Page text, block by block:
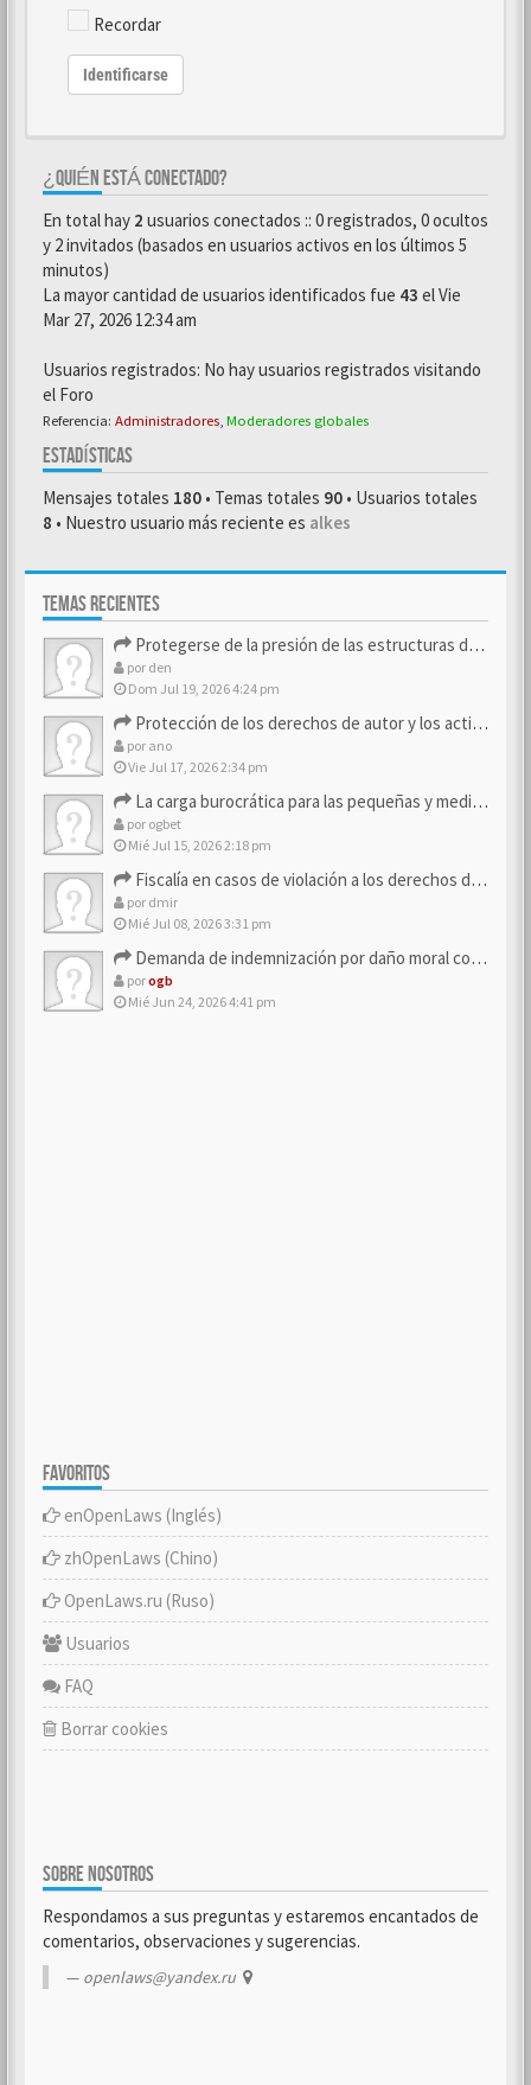
Recordar
Identificarse
¿QUIÉN ESTÁ CONECTADO?
En total hay 2 usuarios conectados :: 0 registrados, 0 ocultos
y 2 invitados (basados en usuarios activos en los últimos 5
minutos)
La mayor cantidad de usuarios identificados fue 43 el Vie
Mar 27, 2026 12:34 am
Usuarios registrados: No hay usuarios registrados visitando
el Foro
Referencia: Administradores Moderadores globales
ESTADÍSTICAS
Mensajes totales 180 • Temas totales 90 • Usuarios totales
8 • Nuestro usuario más reciente es alkes
TEMAS RECIENTES
Protegerse de la presión de las estructuras de control
por den
Dom Jul 19, 2026 4:24 pm
Protección de los derechos de autor y los activos de marca
por ano
Vie Jul 17, 2026 2:34 pm
La carga burocrática para las pequeñas y medianas empresas
por ogbet
Mié Jul 15, 2026 2:18 pm
Fiscalía en casos de violación a los derechos de los consum…
por dmir
Mié Jul 08, 2026 3:31 pm
Demanda de indemnización por daño moral contra la empresa
porogb
Mié Jun 24, 2026 4:41 pm
FAVORITOS
enOpenLaws (Inglés)
zhOpenLaws (Chino)
OpenLaws.ru (Ruso)
Usuarios
FAQ
Borrar cookies
SOBRE NOSOTROS
Respondamos a sus preguntas y estaremos encantados de
comentarios, observaciones y sugerencias.
openlaws@yandex.ru